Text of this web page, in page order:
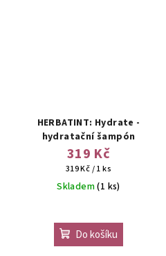
HERBATINT: Hydrate -
hydratační šampón
319 Kč
Měrná
cena:
319 Kč / 1 ks
Skladem(1 ks)
Do košíku